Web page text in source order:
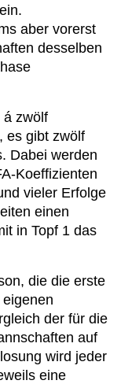
aber vorerst
desselben
á zwölf
es gibt zwölf
Dabei werden
Koeffizienten
vieler Erfolge
einen
in Topf 1 das
die die erste
der für die
auf
wird jeder
eine